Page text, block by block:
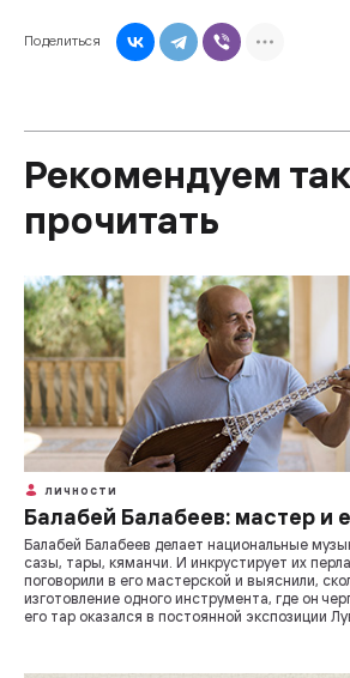
Поделиться
Рекомендуем
прочитать
ЛИЧНОСТИ
Балабей Балабеев: мастер и
Балабей Балабеев делает национальные
сазы, тары, кяманчи. И инкрустирует их
поговорили в его мастерской и выяснили,
изготовление одного инструмента, где он
его тар оказался в постоянной экспозиции